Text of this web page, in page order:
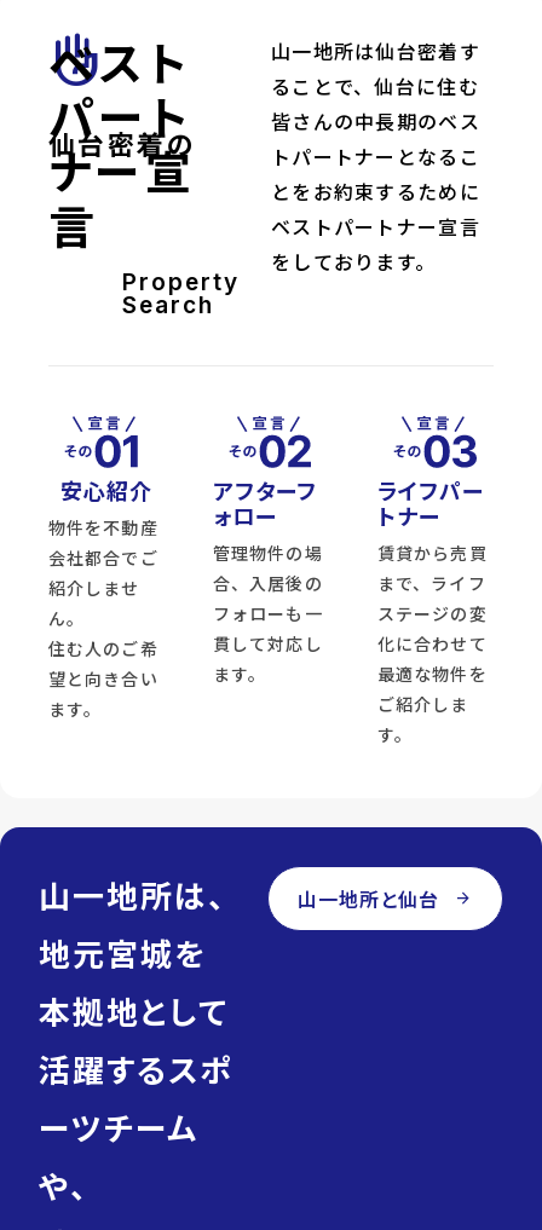
front_hand
仙台密着の
ベスト
パート
ナー宣
言
Property
Search
山一地所は仙台密着す
ることで、仙台に住む
皆さんの中長期のベス
トパートナーとなるこ
とをお約束するために
ベストパートナー宣言
をしております。
安心紹介
物件を不動産
会社都合でご
紹介しませ
ん。
住む人のご希
望と向き合い
ます。
アフターフ
ォロー
管理物件の場
合、入居後の
フォローも一
貫して対応し
ます。
ライフパー
トナー
賃貸から売買
まで、ライフ
ステージの変
化に合わせて
最適な物件を
ご紹介しま
す。
山一地所は、
地元宮城を
本拠地として
活躍するスポ
ーツチーム
や、
山一地所と仙台 arrow_forward